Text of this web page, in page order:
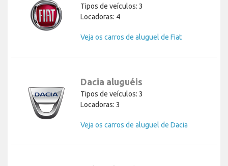
Tipos de veículos: 3
Locadoras: 4
Veja os carros de aluguel de Fiat
Dacia aluguéis
Tipos de veículos: 3
Locadoras: 3
Veja os carros de aluguel de Dacia